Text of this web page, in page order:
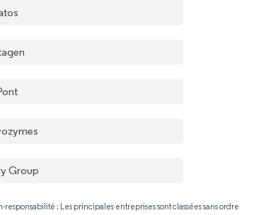
Group
responsabilité : Les principales entreprises sont classées sans ordre